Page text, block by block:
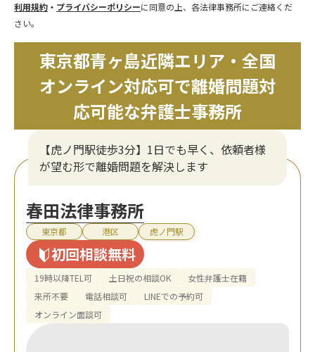
利用規約 ・ プライバシーポリシーに同意の上、各法律事務所にご連絡くだ
さい。
東京都青ヶ島近隣エリア・全国
オンライン対応可で離婚問題対
応可能な弁護士事務所
【虎ノ門駅徒歩3分】1日でも早く、依頼者様
が望む形で離婚問題を解決します
春田法律事務所
東京都 港区 虎ノ門駅
初回相談無料
19時以降TEL可 土日祝の相談OK
女性弁護士在籍
来所不要
電話相談可
LINEでの予約可
オンライン面談可